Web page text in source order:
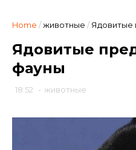
Home /животные / Ядовитые
Ядовитые
фауны
18:52 - животные